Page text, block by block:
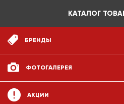
КАТАЛОГ
БРЕНДЫ
ФОТОГАЛЕРЕЯ
АКЦИИ